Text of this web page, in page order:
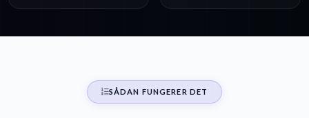
SÅDAN FUNGERER DET